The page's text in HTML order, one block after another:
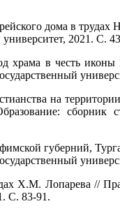
дома в
2021. С.
храма в честь
на
губерний,
Х.М. Лопарева //
С. 83-91.